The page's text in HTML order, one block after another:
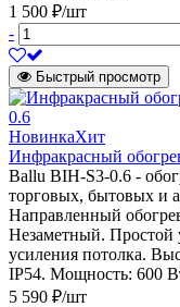
1 500 ₽/шт
-
Быстрый просмотр
НовинкаХит
Инфракрасный
Ballu BIH-S3-0.6 -
торговых, бытовых и
Направленный
Незаметный. Простой
усиления потолка.
IP54. Мощность: 600
5 590 ₽/шт